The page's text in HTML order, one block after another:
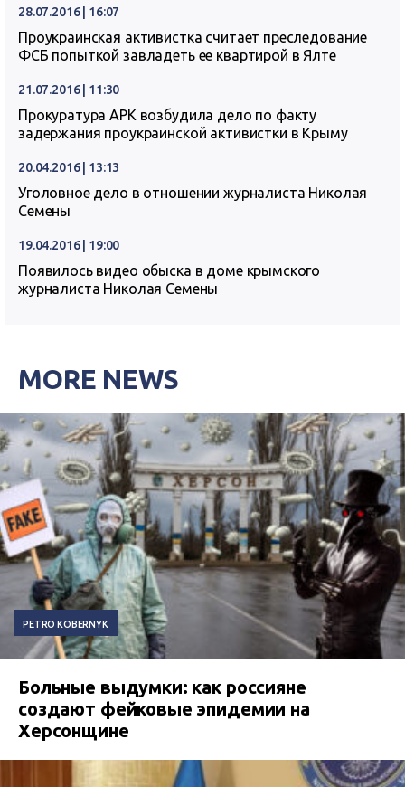
28.07.2016 | 16:07
Проукраинская активистка считает преследование
ФСБ попыткой завладеть ее квартирой в Ялте
21.07.2016 | 11:30
Прокуратура АРК возбудила дело по факту
задержания проукраинской активистки в Крыму
20.04.2016 | 13:13
Уголовное дело в отношении журналиста Николая
Семены
19.04.2016 | 19:00
Появилось видео обыска в доме крымского
журналиста Николая Семены
MORE NEWS
PETRO KOBERNYK
Больные выдумки: как россияне
создают фейковые эпидемии на
Херсонщине